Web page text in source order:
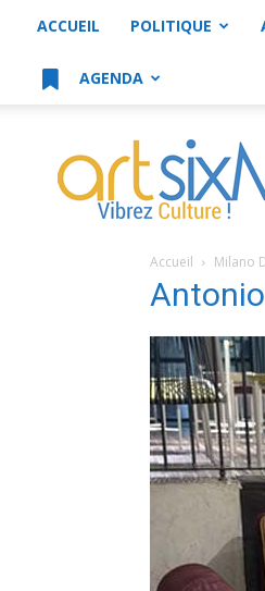
ACCUEIL POLITIQUE
AGENDA
artsixMic
Accueil Milano